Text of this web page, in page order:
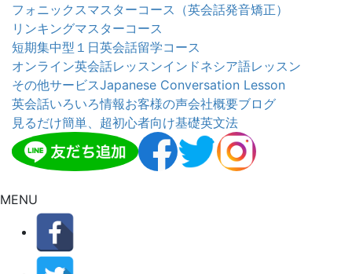
フォニックスマスターコース（英会話発音矯正）
リンキングマスターコース
短期集中型１日英会話留学コース
オンライン英会話レッスンインドネシア語レッスン
その他サービスJapanese Conversation Lesson
英会話いろいろ情報お客様の声会社概要ブログ
見るだけ簡単、超初心者向け基礎英文法
MENU